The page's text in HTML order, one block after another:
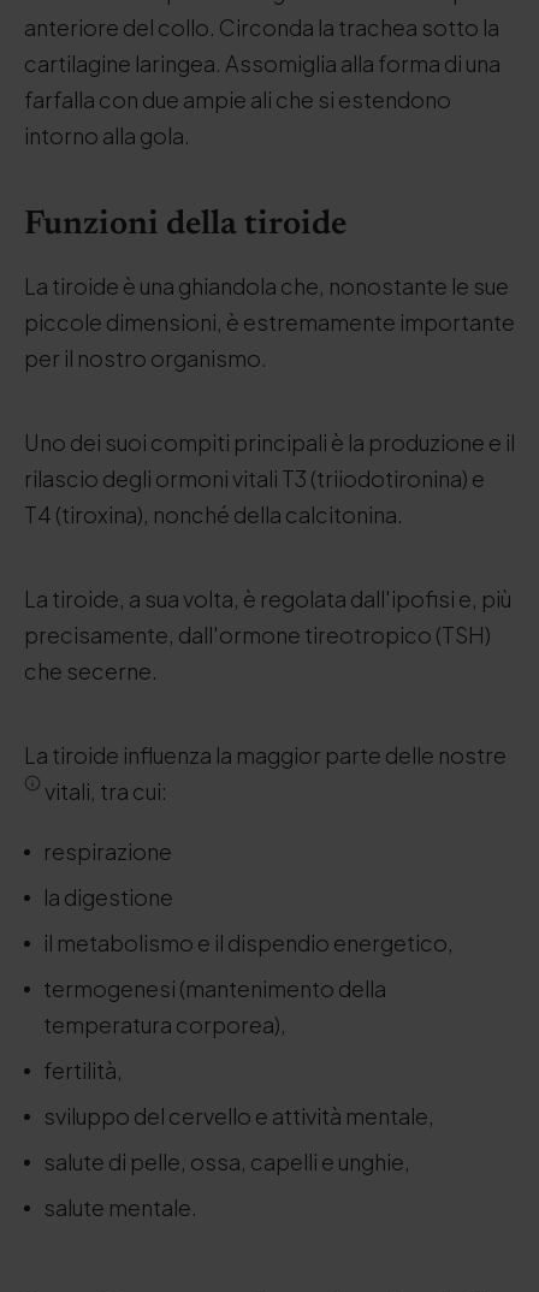
anteriore del collo. Circonda la trachea sotto la
cartilagine laringea. Assomiglia alla forma di una
farfalla con due ampie ali che si estendono
intorno alla gola.
Funzioni della tiroide
La tiroide è una ghiandola che, nonostante le sue
piccole dimensioni, è estremamente importante
per il nostro organismo.
Uno dei suoi compiti principali è la produzione e il
rilascio degli ormoni vitali T3 (triiodotironina) e
T4 (tiroxina), nonché della calcitonina.
La tiroide, a sua volta, è regolata dall'ipofisi e, più
precisamente, dall'ormone tireotropico (TSH)
che secerne.
La tiroide influenza la maggior parte delle nostre
vitali, tra cui:
respirazione
la digestione
il metabolismo e il dispendio energetico,
termogenesi (mantenimento della
temperatura corporea),
fertilità,
sviluppo del cervello e attività mentale,
salute di pelle, ossa, capelli e unghie,
salute mentale.